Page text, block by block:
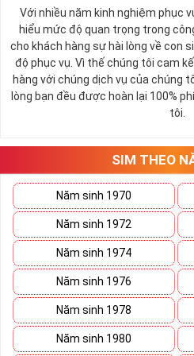
Tất cả các thuê bao trả
nằm trong danh sách
nhắn mời đăng ký từ
Các sim có trung bình chi
trở lên thường sẽ nhận
Các thuê bao trả trước
15/6/2023 có thể đăng ký
Thuê bảo chuyển từ mạng
chuyển từ mạng viễn
có thể sẽ được hưởng ưu
TK159
Giá cước:159.000 đồng
Thời hạn sử dụng 30 ngày
Với nhiều năm kinh nghiệm phục
hiểu mức độ quan trọng trong
cho khách hàng sự hài lòng về con
độ phục vụ. Vì thế chúng tôi cam
hàng với chúng dịch vụ của chúng
lòng bạn đều được hoàn lại 100%
tôi.
SIM THEO
Năm sinh 1970
Năm sinh 1972
Năm sinh 1974
Năm sinh 1976
Năm sinh 1978
Năm sinh 1980